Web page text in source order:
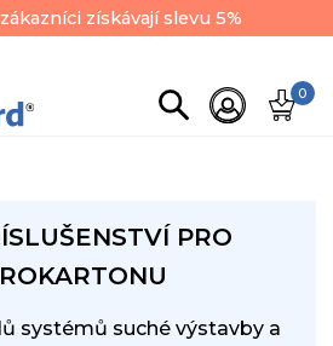
získávají slevu 5%
0
PRO
systémů suché výstavby a